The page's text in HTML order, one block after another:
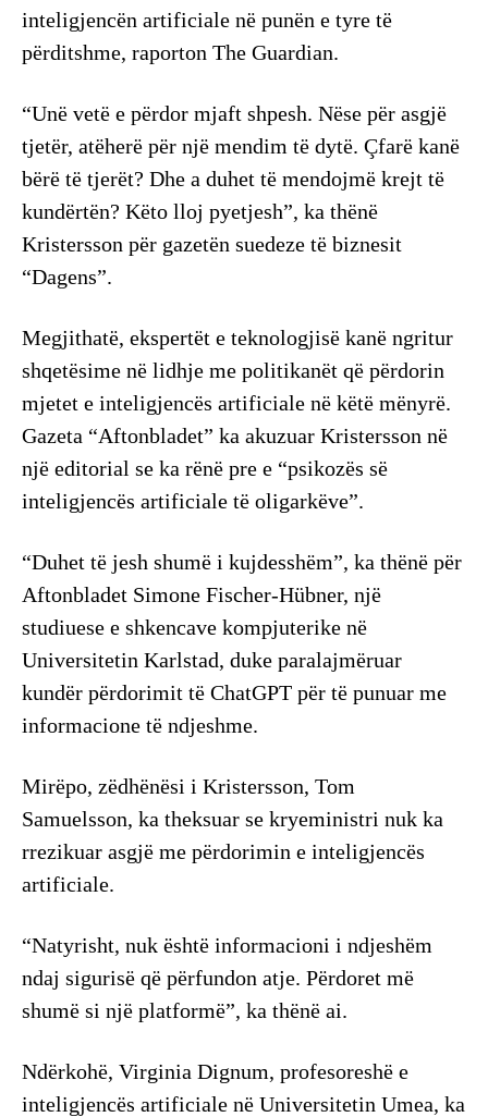
inteligjencën artificiale në punën e tyre të
përditshme, raporton The Guardian.
“Unë vetë e përdor mjaft shpesh. Nëse për asgjë
tjetër, atëherë për një mendim të dytë. Çfarë kanë
bërë të tjerët? Dhe a duhet të mendojmë krejt të
kundërtën? Këto lloj pyetjesh”, ka thënë
Kristersson për gazetën suedeze të biznesit
“Dagens”.
Megjithatë, ekspertët e teknologjisë kanë ngritur
shqetësime në lidhje me politikanët që përdorin
mjetet e inteligjencës artificiale në këtë mënyrë.
Gazeta “Aftonbladet” ka akuzuar Kristersson në
një editorial se ka rënë pre e “psikozës së
inteligjencës artificiale të oligarkëve”.
“Duhet të jesh shumë i kujdesshëm”, ka thënë për
Aftonbladet Simone Fischer-Hübner, një
studiuese e shkencave kompjuterike në
Universitetin Karlstad, duke paralajmëruar
kundër përdorimit të ChatGPT për të punuar me
informacione të ndjeshme.
Mirëpo, zëdhënësi i Kristersson, Tom
Samuelsson, ka theksuar se kryeministri nuk ka
rrezikuar asgjë me përdorimin e inteligjencës
artificiale.
“Natyrisht, nuk është informacioni i ndjeshëm
ndaj sigurisë që përfundon atje. Përdoret më
shumë si një platformë”, ka thënë ai.
Ndërkohë, Virginia Dignum, profesoreshë e
inteligjencës artificiale në Universitetin Umea, ka